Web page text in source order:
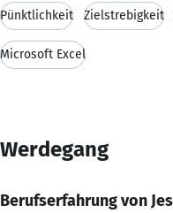
Pünktlichkeit Zielstrebigkeit
Microsoft Excel
Werdegang
Berufserfahrung von